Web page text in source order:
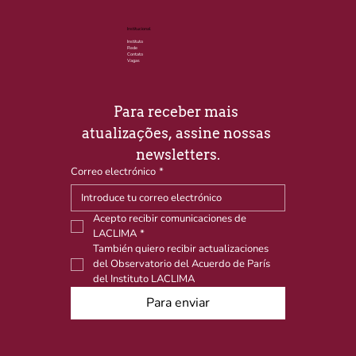
Institucional
Instituto
Rede
Contato
Vagas
Para receber mais
atualizações, assine nossas
newsletters.
Correo electrónico *
Acepto recibir comunicaciones de
LACLIMA *
También quiero recibir actualizaciones
del Observatorio del Acuerdo de París
del Instituto LACLIMA
Para enviar